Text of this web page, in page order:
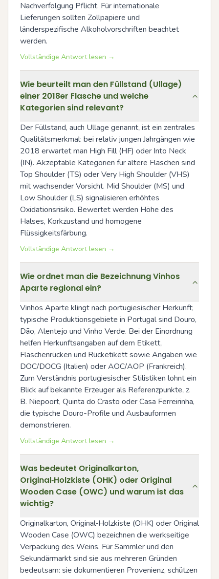
Nachverfolgung Pflicht. Für internationale
Lieferungen sollten Zollpapiere und
länderspezifische Alkoholvorschriften beachtet
werden.
Vollständige Antwort lesen →
Wie beurteilt man den Füllstand (Ullage)
einer 2018er Flasche und welche
Kategorien sind relevant?
Der Füllstand, auch Ullage genannt, ist ein zentrales
Qualitätsmerkmal: bei relativ jungen Jahrgängen wie
2018 erwartet man High Fill (HF) oder Into Neck
(IN). Akzeptable Kategorien für ältere Flaschen sind
Top Shoulder (TS) oder Very High Shoulder (VHS)
mit wachsender Vorsicht. Mid Shoulder (MS) und
Low Shoulder (LS) signalisieren erhöhtes
Oxidationsrisiko. Bewertet werden Höhe des
Halses, Korkzustand und homogene
Flüssigkeitsfärbung.
Vollständige Antwort lesen →
Wie ordnet man die Bezeichnung Vinhos
Aparte regional ein?
Vinhos Aparte klingt nach portugiesischer Herkunft;
typische Produktionsgebiete in Portugal sind Douro,
Dão, Alentejo und Vinho Verde. Bei der Einordnung
helfen Herkunftsangaben auf dem Etikett,
Flaschenrücken und Rücketikett sowie Angaben wie
DOC/DOCG (Italien) oder AOC/AOP (Frankreich).
Zum Verständnis portugiesischer Stilistiken lohnt ein
Blick auf bekannte Erzeuger als Referenzpunkte, z.
B. Niepoort, Quinta do Crasto oder Casa Ferreirinha,
die typische Douro-Profile und Ausbauformen
demonstrieren.
Vollständige Antwort lesen →
Was bedeutet Originalkarton,
Original‑Holzkiste (OHK) oder Original
Wooden Case (OWC) und warum ist das
wichtig?
Originalkarton, Original‑Holzkiste (OHK) oder Original
Wooden Case (OWC) bezeichnen die werkseitige
Verpackung des Weins. Für Sammler und den
Sekundärmarkt sind sie aus mehreren Gründen
bedeutsam: sie dokumentieren Provenienz, schützen